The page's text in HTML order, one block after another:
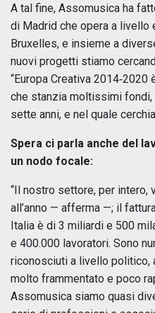
A tal fine, Assomusica ha
di Madrid che opera a livello
Bruxelles, e insieme a
nuovi progetti stiamo
“Europa Creativa
che stanzia moltissimi
sette anni, e nel quale
Spera ci parla anche del
un nodo focale:
“Il nostro settore, per
all’anno — afferma —; il
Italia è di 3 miliardi e 500
e 400.000 lavoratori. Sono
riconosciuti a livello politico,
molto frammentato e poco
Assomusica siamo quasi